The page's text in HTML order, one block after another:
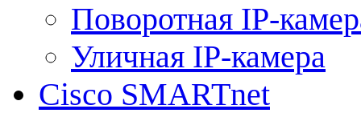
Поворотная IP-
Уличная IP-камера
Cisco SMARTnet